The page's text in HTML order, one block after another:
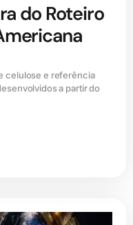
do Roteiro
celulose e referência
a partir do